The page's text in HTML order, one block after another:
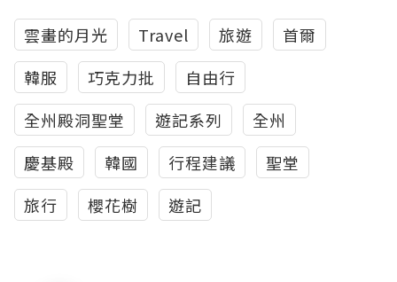
雲畫的月光 Travel 旅遊
首爾
韓服
巧克力批
自由行
全州殿洞聖堂
遊記系列
全州
慶基殿
韓國 行程建議
聖堂
旅行
櫻花樹 遊記